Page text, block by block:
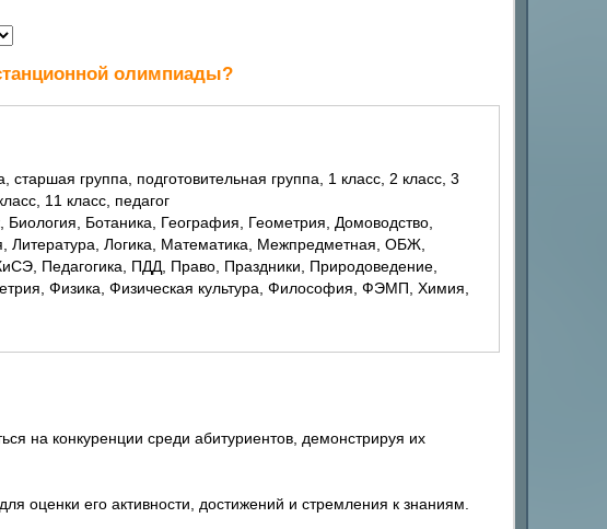
олимпиады?
11 класс, педагог
Литература, Логика, Математика, Межпредметная, ОБЖ,
Педагогика, ПДД, Право, Праздники, Природоведение,
Физика, Физическая культура, Философия, ФЭМП, Химия,
на конкуренции среди абитуриентов, демонстрируя их
оценки его активности, достижений и стремления к знаниям.